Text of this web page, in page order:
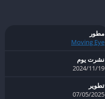
مطور
Moving Eye
نشرت يوم
19‏/11‏/2024
تطوير
07/05/2025